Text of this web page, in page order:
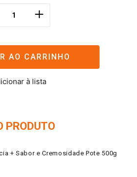
＋
AO CARRINHO
PRODUTO
+ Sabor e Cremosidade Pote 500g